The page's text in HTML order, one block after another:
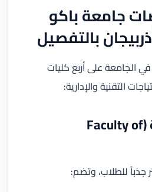
جامعة باكو
بالتفصيل
في الجامعة على أربع كليات
التقنية والإدارية:
1. كلية الهندسة (Faculty of
جذباً للطلاب، وتضم: